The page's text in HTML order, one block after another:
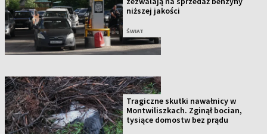
niższej jakości
ŚWIAT
Tragiczne skutki nawałnicy w
Montwiliszkach. Zginął bocian,
tysiące domostw bez prądu